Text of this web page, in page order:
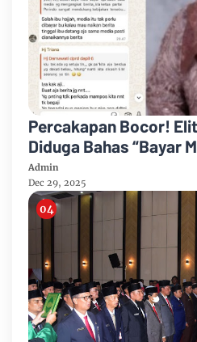
Percakapan Bocor!
Diduga Bahas “Bayar
Dukung Kebijakan
Admin
Dec 29, 2025